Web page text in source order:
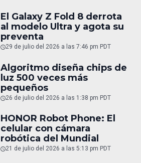
El Galaxy Z Fold 8 derrota
al modelo Ultra y agota su
preventa
29 de julio del 2026 a las 7:46 pm PDT
Algoritmo diseña chips de
luz 500 veces más
pequeños
26 de julio del 2026 a las 1:38 pm PDT
HONOR Robot Phone: El
celular con cámara
robótica del Mundial
21 de julio del 2026 a las 5:13 pm PDT